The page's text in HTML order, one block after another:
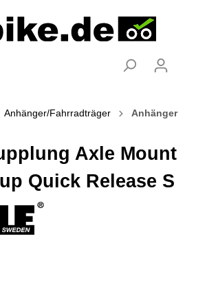
Anhänger/Fahrradträger Anhänger
Axle Mount
Quick Release S